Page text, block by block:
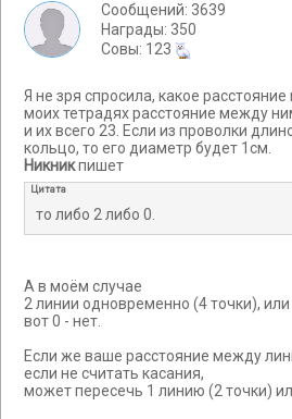
Сообщений: 3639
Награды: 350
Cовы: 123
Я не зря спросила, какое
моих тетрадях расстояние между
и их всего 23. Если из проволки
кольцо, то его диаметр будет 1см.
Никникпишет
Цитата
то либо 2 либо 0.
А в моём случае
2 линии одновременно (4 точки),
вот 0 - нет.
Если же ваше расстояние между
если не считать касания,
может пересечь 1 линию (2 точки)